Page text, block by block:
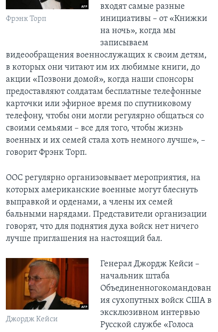
Фрэнк Торп
входят самые разные
инициативы – от «Книжки
на ночь», когда мы
записываем
видеообращения военнослужащих к своим детям,
в которых они читают им их любимые книги, до
акции «Позвони домой», когда наши спонсоры
предоставляют солдатам бесплатные телефонные
карточки или эфирное время по спутниковому
телефону, чтобы они могли регулярно общаться со
своими семьями – все для того, чтобы жизнь
военных и их семей стала хоть немного лучше», –
говорит Фрэнк Торп.
ООС регулярно организовывает мероприятия, на
которых американские военные могут блеснуть
выправкой и орденами, а члены их семей
бальными нарядами. Представители организации
говорят, что для поднятия духа войск нет ничего
лучше приглашения на настоящий бал.
Джордж Кейси
Генерал Джордж Кейси –
начальник штаба
Объединенногокомандован
ия сухопутных войск США в
эксклюзивном интервью
Русской службе «Голоса